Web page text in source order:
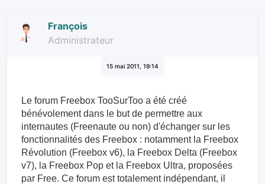
François
Administrateur
15 mai 2011, 19:14
Le forum Freebox TooSurToo a été créé
bénévolement dans le but de permettre aux
internautes (Freenaute ou non) d'échanger sur les
fonctionnalités des Freebox : notamment la Freebox
Révolution (Freebox v6), la Freebox Delta (Freebox
v7), la Freebox Pop et la Freebox Ultra, proposées
par Free. Ce forum est totalement indépendant, il